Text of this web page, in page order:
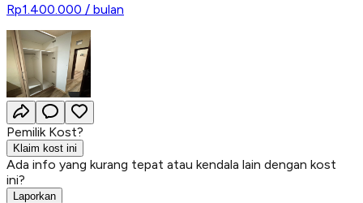
Rp1.400.000 / bulan
Pemilik Kost?
Klaim kost ini
Ada info yang kurang tepat atau kendala lain dengan kost
ini?
Laporkan